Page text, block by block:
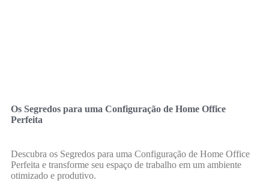
Os Segredos para uma Configuração de Home Office
Perfeita
Descubra os Segredos para uma Configuração de Home Office
Perfeita e transforme seu espaço de trabalho em um ambiente
otimizado e produtivo.